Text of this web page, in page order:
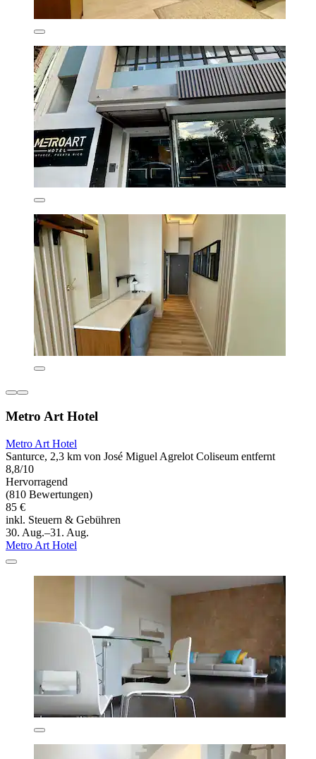
Metro Art Hotel
Metro Art Hotel
Santurce, 2,3 km von José Miguel Agrelot Coliseum entfernt
8,8/10
Hervorragend
(810 Bewertungen)
85 €
inkl. Steuern & Gebühren
30. Aug.–31. Aug.
Metro Art Hotel